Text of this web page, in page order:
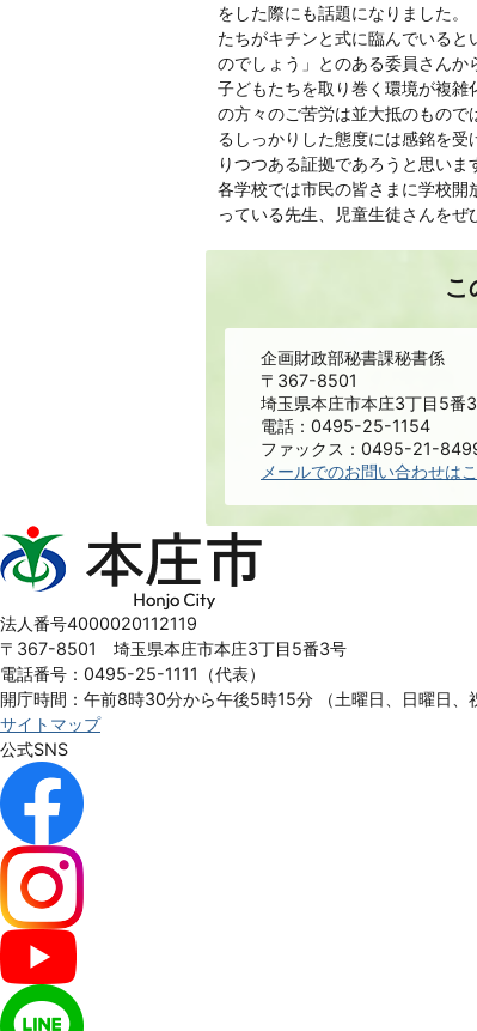
をした際にも話題になりました
たちがキチンと式に臨んでいる
のでしょう」とのある委員さんか
子どもたちを取り巻く環境が複
の方々のご苦労は並大抵のもの
るしっかりした態度には感銘を
りつつある証拠であろうと思いま
各学校では市民の皆さまに学校
っている先生、児童生徒さんをぜ
こ
企画財政部秘書課秘書係
〒367-8501
埼玉県本庄市本庄3丁目5番
電話：0495-25-1154
ファックス：0495-21-
メールでのお問い合わせは
本
庄
Honjo
City
法人番号4000020112119
〒367-8501 埼玉県本庄市本庄3丁目5番3号
電話番号：0495-25-1111（代表）
開庁時間：午前8時30分から午後5時15分
（土曜日、日曜日
サイトマップ
公式SNS